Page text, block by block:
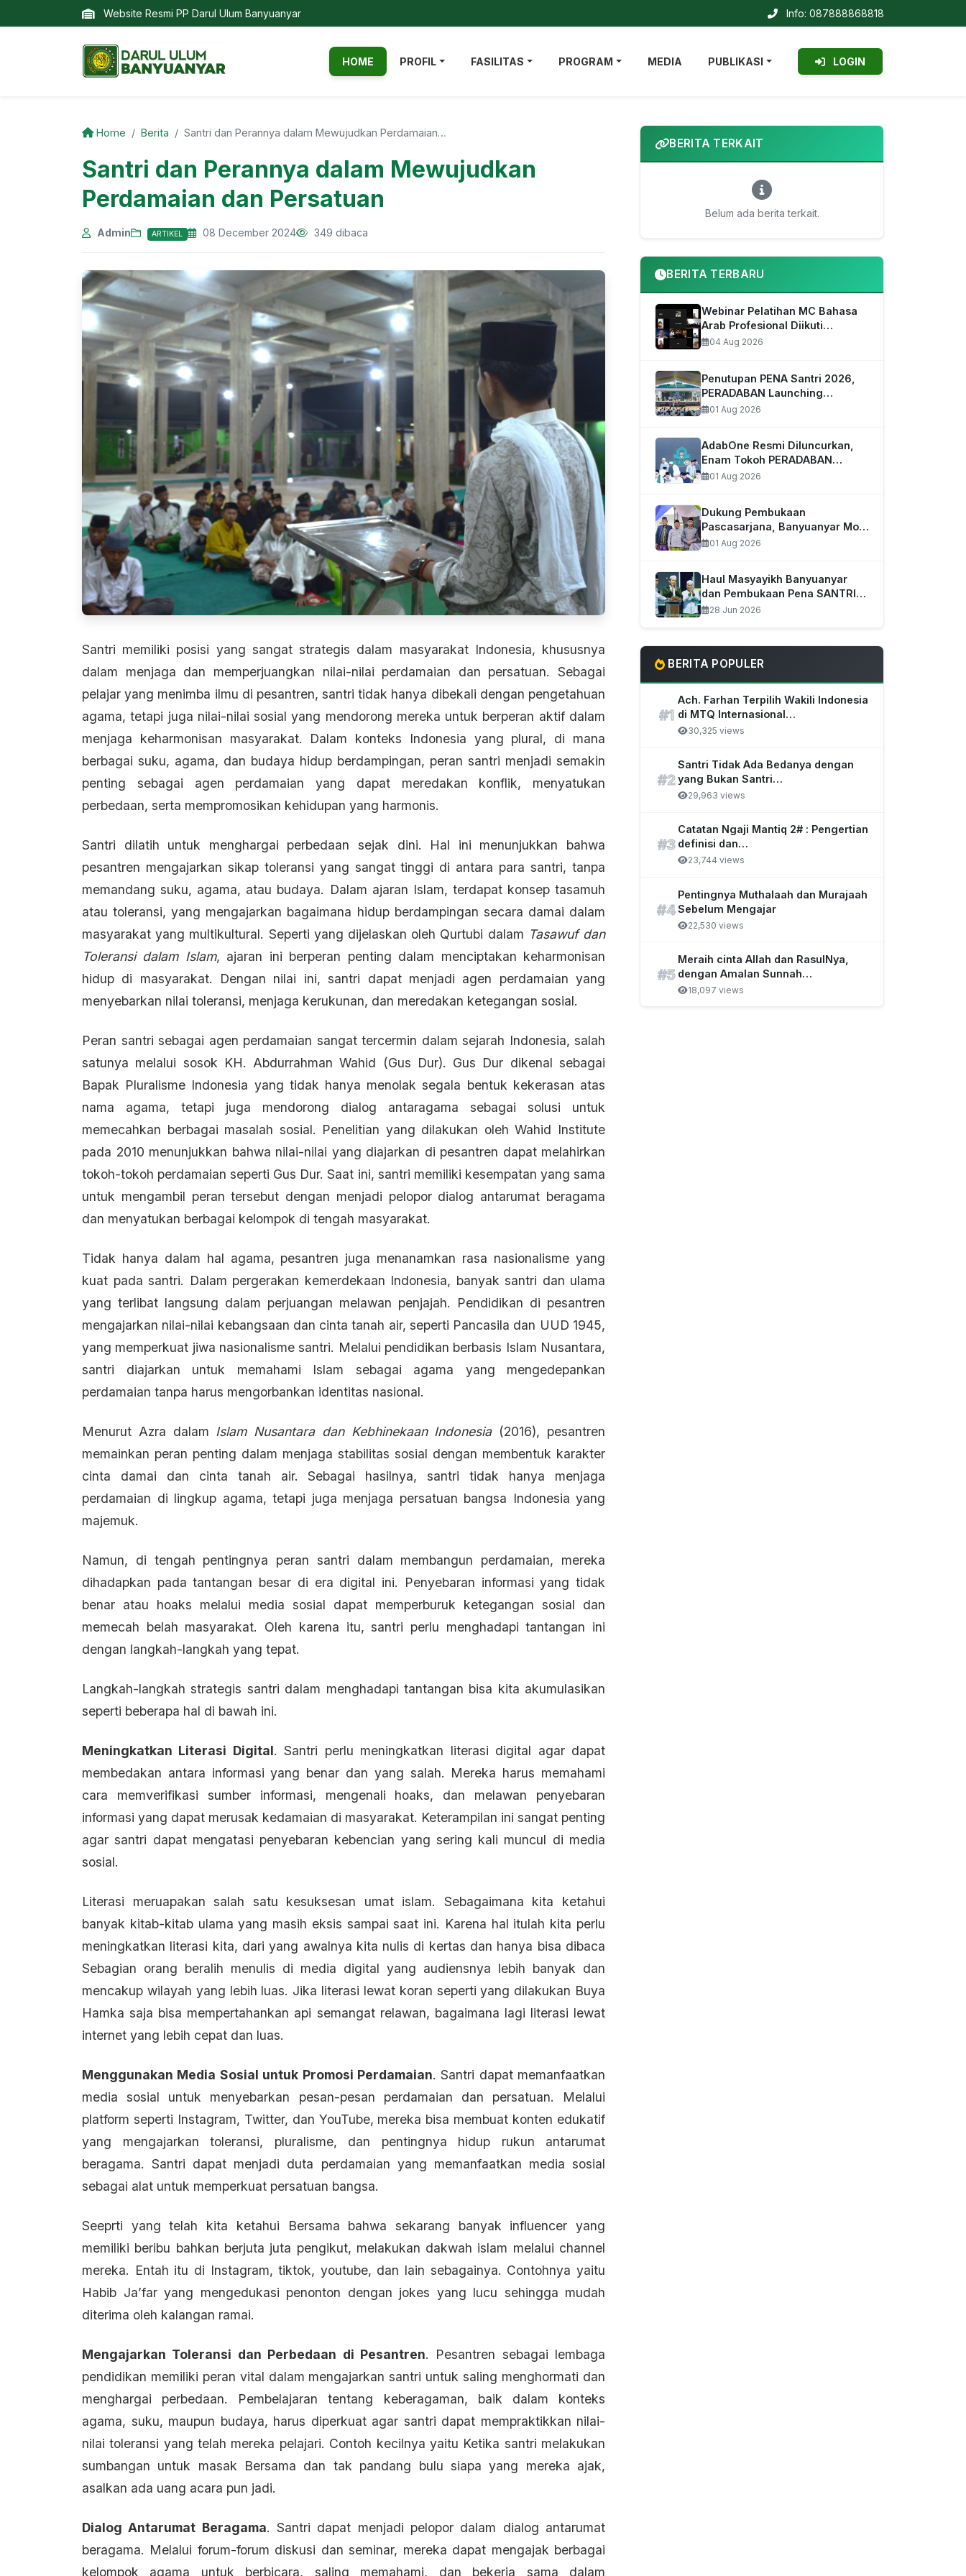
Website Resmi PP Darul Ulum Banyuanyar Info: 087888868818
HOME PROFIL FASILITAS PROGRAM MEDIA PUBLIKASI LOGIN
Home Berita Santri dan Perannya dalam Mewujudkan Perdamaian…
Santri dan Perannya dalam Mewujudkan
Perdamaian dan Persatuan
Admin ARTIKEL 08 December 2024 349 dibaca
Santri memiliki posisi yang sangat strategis dalam masyarakat Indonesia, khususnya
dalam menjaga dan memperjuangkan nilai-nilai perdamaian dan persatuan. Sebagai
pelajar yang menimba ilmu di pesantren, santri tidak hanya dibekali dengan pengetahuan
agama, tetapi juga nilai-nilai sosial yang mendorong mereka untuk berperan aktif dalam
menjaga keharmonisan masyarakat. Dalam konteks Indonesia yang plural, di mana
berbagai suku, agama, dan budaya hidup berdampingan, peran santri menjadi semakin
penting sebagai agen perdamaian yang dapat meredakan konflik, menyatukan
perbedaan, serta mempromosikan kehidupan yang harmonis.
Santri dilatih untuk menghargai perbedaan sejak dini. Hal ini menunjukkan bahwa
pesantren mengajarkan sikap toleransi yang sangat tinggi di antara para santri, tanpa
memandang suku, agama, atau budaya. Dalam ajaran Islam, terdapat konsep tasamuh
atau toleransi, yang mengajarkan bagaimana hidup berdampingan secara damai dalam
masyarakat yang multikultural. Seperti yang dijelaskan oleh Qurtubi dalam Tasawuf dan
Toleransi dalam Islam, ajaran ini berperan penting dalam menciptakan keharmonisan
hidup di masyarakat. Dengan nilai ini, santri dapat menjadi agen perdamaian yang
menyebarkan nilai toleransi, menjaga kerukunan, dan meredakan ketegangan sosial.
Peran santri sebagai agen perdamaian sangat tercermin dalam sejarah Indonesia, salah
satunya melalui sosok KH. Abdurrahman Wahid (Gus Dur). Gus Dur dikenal sebagai
Bapak Pluralisme Indonesia yang tidak hanya menolak segala bentuk kekerasan atas
nama agama, tetapi juga mendorong dialog antaragama sebagai solusi untuk
memecahkan berbagai masalah sosial. Penelitian yang dilakukan oleh Wahid Institute
pada 2010 menunjukkan bahwa nilai-nilai yang diajarkan di pesantren dapat melahirkan
tokoh-tokoh perdamaian seperti Gus Dur. Saat ini, santri memiliki kesempatan yang sama
untuk mengambil peran tersebut dengan menjadi pelopor dialog antarumat beragama
dan menyatukan berbagai kelompok di tengah masyarakat.
Tidak hanya dalam hal agama, pesantren juga menanamkan rasa nasionalisme yang
kuat pada santri. Dalam pergerakan kemerdekaan Indonesia, banyak santri dan ulama
yang terlibat langsung dalam perjuangan melawan penjajah. Pendidikan di pesantren
mengajarkan nilai-nilai kebangsaan dan cinta tanah air, seperti Pancasila dan UUD 1945,
yang memperkuat jiwa nasionalisme santri. Melalui pendidikan berbasis Islam Nusantara,
santri diajarkan untuk memahami Islam sebagai agama yang mengedepankan
perdamaian tanpa harus mengorbankan identitas nasional.
Menurut Azra dalam Islam Nusantara dan Kebhinekaan Indonesia(2016), pesantren
memainkan peran penting dalam menjaga stabilitas sosial dengan membentuk karakter
cinta damai dan cinta tanah air. Sebagai hasilnya, santri tidak hanya menjaga
perdamaian di lingkup agama, tetapi juga menjaga persatuan bangsa Indonesia yang
majemuk.
Namun, di tengah pentingnya peran santri dalam membangun perdamaian, mereka
dihadapkan pada tantangan besar di era digital ini. Penyebaran informasi yang tidak
benar atau hoaks melalui media sosial dapat memperburuk ketegangan sosial dan
memecah belah masyarakat. Oleh karena itu, santri perlu menghadapi tantangan ini
dengan langkah-langkah yang tepat.
Langkah-langkah strategis santri dalam menghadapi tantangan bisa kita akumulasikan
seperti beberapa hal di bawah ini.
Meningkatkan Literasi Digital. Santri perlu meningkatkan literasi digital agar dapat
membedakan antara informasi yang benar dan yang salah. Mereka harus memahami
cara memverifikasi sumber informasi, mengenali hoaks, dan melawan penyebaran
informasi yang dapat merusak kedamaian di masyarakat. Keterampilan ini sangat penting
agar santri dapat mengatasi penyebaran kebencian yang sering kali muncul di media
sosial.
Literasi meruapakan salah satu kesuksesan umat islam. Sebagaimana kita ketahui
banyak kitab-kitab ulama yang masih eksis sampai saat ini. Karena hal itulah kita perlu
meningkatkan literasi kita, dari yang awalnya kita nulis di kertas dan hanya bisa dibaca
Sebagian orang beralih menulis di media digital yang audiensnya lebih banyak dan
mencakup wilayah yang lebih luas. Jika literasi lewat koran seperti yang dilakukan Buya
Hamka saja bisa mempertahankan api semangat relawan, bagaimana lagi literasi lewat
internet yang lebih cepat dan luas.
Menggunakan Media Sosial untuk Promosi Perdamaian. Santri dapat memanfaatkan
media sosial untuk menyebarkan pesan-pesan perdamaian dan persatuan. Melalui
platform seperti Instagram, Twitter, dan YouTube, mereka bisa membuat konten edukatif
yang mengajarkan toleransi, pluralisme, dan pentingnya hidup rukun antarumat
beragama. Santri dapat menjadi duta perdamaian yang memanfaatkan media sosial
sebagai alat untuk memperkuat persatuan bangsa.
Seeprti yang telah kita ketahui Bersama bahwa sekarang banyak influencer yang
memiliki beribu bahkan berjuta juta pengikut, melakukan dakwah islam melalui channel
mereka. Entah itu di Instagram, tiktok, youtube, dan lain sebagainya. Contohnya yaitu
Habib Ja’far yang mengedukasi penonton dengan jokes yang lucu sehingga mudah
diterima oleh kalangan ramai.
Mengajarkan Toleransi dan Perbedaan di Pesantren. Pesantren sebagai lembaga
pendidikan memiliki peran vital dalam mengajarkan santri untuk saling menghormati dan
menghargai perbedaan. Pembelajaran tentang keberagaman, baik dalam konteks
agama, suku, maupun budaya, harus diperkuat agar santri dapat mempraktikkan nilai-
nilai toleransi yang telah mereka pelajari. Contoh kecilnya yaitu Ketika santri melakukan
sumbangan untuk masak Bersama dan tak pandang bulu siapa yang mereka ajak,
asalkan ada uang acara pun jadi.
Dialog Antarumat Beragama. Santri dapat menjadi pelopor dalam dialog antarumat
beragama. Melalui forum-forum diskusi dan seminar, mereka dapat mengajak berbagai
kelompok agama untuk berbicara, saling memahami, dan bekerja sama dalam
BERITA TERKAIT
Belum ada berita terkait.
BERITA TERBARU
Webinar Pelatihan MC Bahasa
Arab Profesional Diikuti…
04 Aug 2026
Penutupan PENA Santri 2026,
PERADABAN Launching
Aplikasi…
01 Aug 2026
AdabOne Resmi Diluncurkan,
Enam Tokoh PERADABAN
Tandai…
01 Aug 2026
Dukung Pembukaan
Pascasarjana, Banyuanyar MoU
dengan…
01 Aug 2026
Haul Masyayikh Banyuanyar
dan Pembukaan Pena SANTRI…
28 Jun 2026
BERITA POPULER
#1
Ach. Farhan Terpilih Wakili Indonesia
di MTQ Internasional…
30,325 views
#2
Santri Tidak Ada Bedanya dengan
yang Bukan Santri…
29,963 views
#3
Catatan Ngaji Mantiq 2# : Pengertian
definisi dan…
23,744 views
#4
Pentingnya Muthalaah dan Murajaah
Sebelum Mengajar
22,530 views
#5
Meraih cinta Allah dan RasulNya,
dengan Amalan Sunnah…
18,097 views